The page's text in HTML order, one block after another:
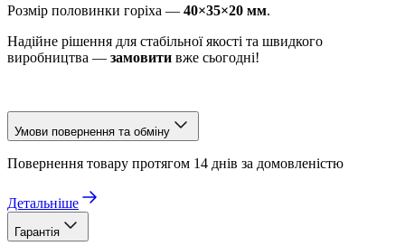
Розмір половинки горіха — 40×35×20 мм.
Надійне рішення для стабільної якості та швидкого
виробництва — замовити вже сьогодні!
Умови повернення та обміну
Повернення товару протягом 14 днів за домовленістю
Детальніше
Гарантія